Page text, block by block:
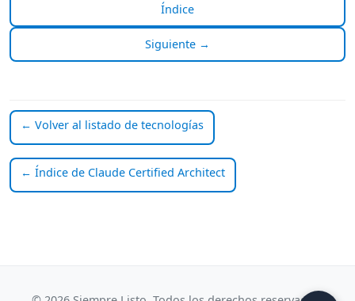
Índice
Siguiente →
← Volver al listado de tecnologías
← Índice de Claude Certified Architect